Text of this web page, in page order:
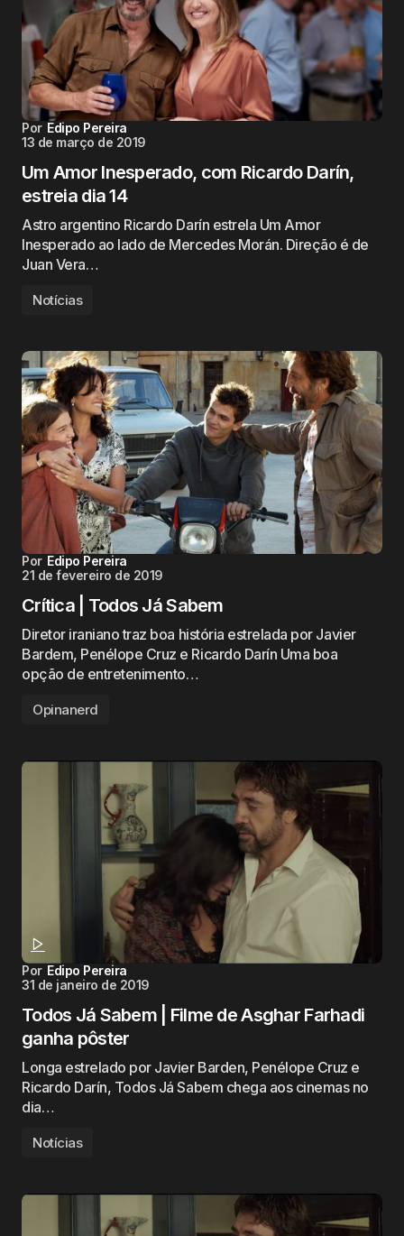
Por Edipo Pereira
13 de março de 2019
Um Amor Inesperado, com Ricardo Darín,
estreia dia 14
Astro argentino Ricardo Darín estrela Um Amor
Inesperado ao lado de Mercedes Morán. Direção é de
Juan Vera…
Notícias
Por Edipo Pereira
21 de fevereiro de 2019
Crítica | Todos Já Sabem
Diretor iraniano traz boa história estrelada por Javier
Bardem, Penélope Cruz e Ricardo Darín Uma boa
opção de entretenimento…
Opinanerd
Por Edipo Pereira
31 de janeiro de 2019
Todos Já Sabem | Filme de Asghar Farhadi
ganha pôster
Longa estrelado por Javier Barden, Penélope Cruz e
Ricardo Darín, Todos Já Sabem chega aos cinemas no
dia…
Notícias